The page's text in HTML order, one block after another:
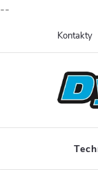
--
Kontakty